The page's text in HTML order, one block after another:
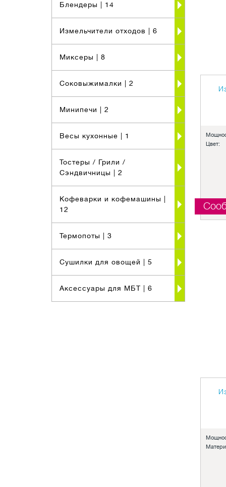
Цвет:
Блендеры | 14
Измельчители отходов | 6
Миксеры | 8
Соковыжималки | 2
Минипечи | 2
Весы кухонные | 1
Тостеры / Грили /
Сэндвичницы
| 2
Кофеварки и кофемашины
12
Термопоты | 3
Сушилки для овощей | 5
Аксессуары для МБТ | 6